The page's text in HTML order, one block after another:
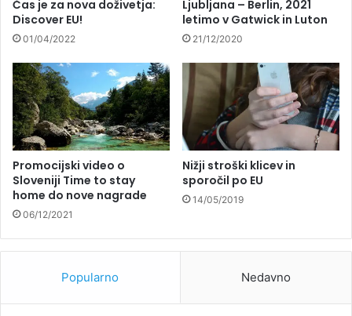
Čas je za nova doživetja:
Discover EU!
01/04/2022
Ljubljana – Berlin, 2021
letimo v Gatwick in Luton
21/12/2020
Promocijski video o
Sloveniji Time to stay
home do nove nagrade
06/12/2021
Nižji stroški klicev in
sporočil po EU
14/05/2019
Popularno Nedavno